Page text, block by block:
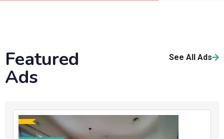
Featured
Ads
See All Ads